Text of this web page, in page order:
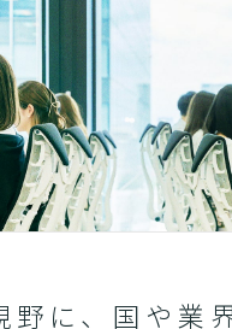
野に、国や業